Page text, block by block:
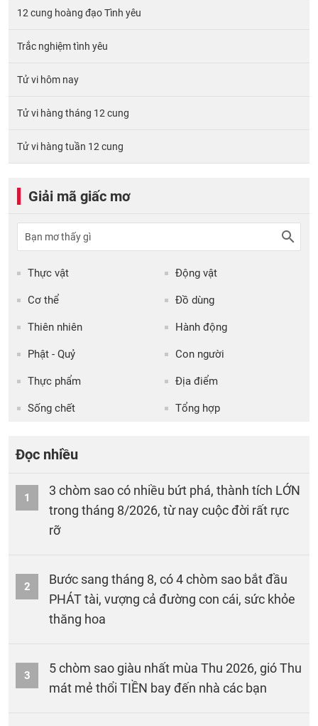
12 cung hoàng đạo Tình yêu
Trắc nghiệm tình yêu
Tử vi hôm nay
Tử vi hàng tháng 12 cung
Tử vi hàng tuần 12 cung
Giải mã giấc mơ
Thực vật Động vật
Cơ thể Đồ dùng
Thiên nhiên Hành động
Phật - Quỷ Con người
Thực phẩm Địa điểm
Sống chết Tổng hợp
Đọc nhiều
1
3 chòm sao có nhiều bứt phá, thành tích LỚN
trong tháng 8/2026, từ nay cuộc đời rất rực
rỡ
2
Bước sang tháng 8, có 4 chòm sao bắt đầu
PHÁT tài, vượng cả đường con cái, sức khỏe
thăng hoa
3
5 chòm sao giàu nhất mùa Thu 2026, gió Thu
mát mẻ thổi TIỀN bay đến nhà các bạn